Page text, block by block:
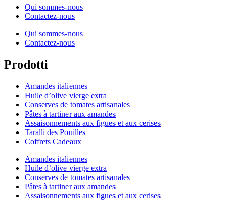
Qui sommes-nous
Contactez-nous
Qui sommes-nous
Contactez-nous
Prodotti
Amandes italiennes
Huile d’olive vierge extra
Conserves de tomates artisanales
Pâtes à tartiner aux amandes
Assaisonnements aux figues et aux cerises
Taralli des Pouilles
Coffrets Cadeaux
Amandes italiennes
Huile d’olive vierge extra
Conserves de tomates artisanales
Pâtes à tartiner aux amandes
Assaisonnements aux figues et aux cerises